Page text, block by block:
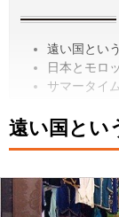
遠い国とい
日本とモロ
サマータイ
遠い国とい